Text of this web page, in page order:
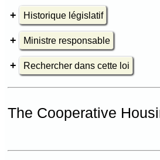
Historique législatif
Ministre responsable
Rechercher dans cette loi
The Cooperative